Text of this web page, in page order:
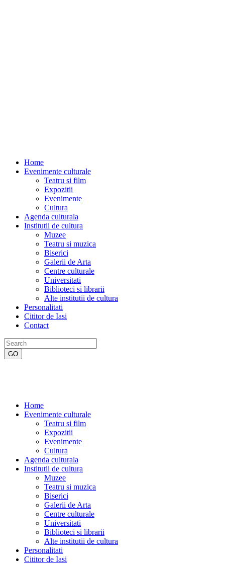
Home
Evenimente culturale
Teatru si film
Expozitii
Evenimente
Cultura
Agenda culturala
Institutii de cultura
Muzee
Teatru si muzica
Biserici
Galerii de Arta
Centre culturale
Universitati
Biblioteci si librarii
Alte institutii de cultura
Personalitati
Cititor de Iasi
Contact
Home
Evenimente culturale
Teatru si film
Expozitii
Evenimente
Cultura
Agenda culturala
Institutii de cultura
Muzee
Teatru si muzica
Biserici
Galerii de Arta
Centre culturale
Universitati
Biblioteci si librarii
Alte institutii de cultura
Personalitati
Cititor de Iasi